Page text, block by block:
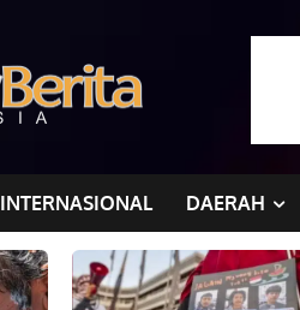
INTERNASIONAL DAERAH